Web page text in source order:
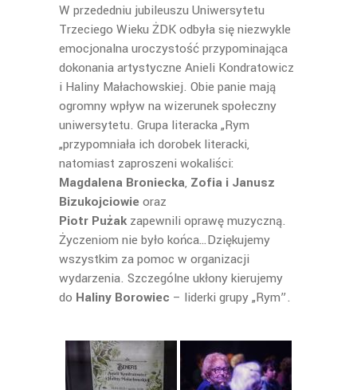
W przededniu jubileuszu Uniwersytetu
Trzeciego Wieku ŻDK odbyła się niezwykle
emocjonalna uroczystość przypominająca
dokonania artystyczne Anieli Kondratowicz
i Haliny Małachowskiej. Obie panie mają
ogromny wpływ na wizerunek społeczny
uniwersytetu. Grupa literacka „Rym
„przypomniała ich dorobek literacki,
natomiast zaproszeni wokaliści:
Magdalena Broniecka, Zofia i Janusz
Bizukojciowie oraz
Piotr Pużakzapewnili oprawę muzyczną.
Życzeniom nie było końca…Dziękujemy
wszystkim za pomoc w organizacji
wydarzenia. Szczególne ukłony kierujemy
do Haliny Borowiec – liderki grupy „Rym”.